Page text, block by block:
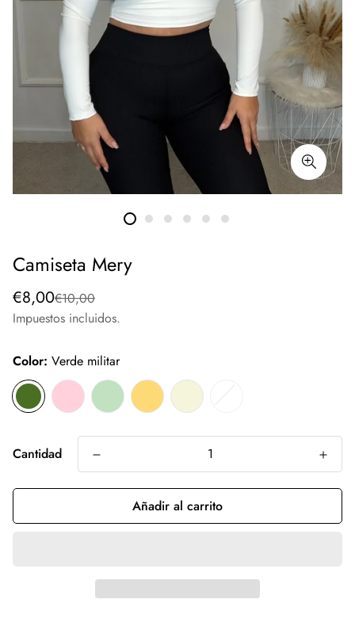
Camiseta Mery
Precio
de
venta
€8,00
Precio
regular
€10,00
Impuestos incluidos.
Color: Verde militar
Cantidad
Añadir al carrito